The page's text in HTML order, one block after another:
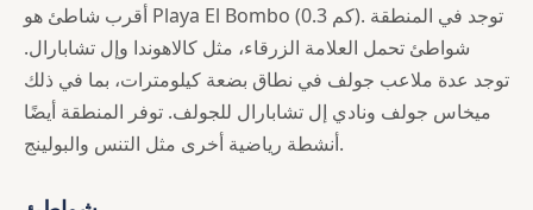
أقرب شاطئ هو Playa El Bombo (0.3 كم). توجد في المنطقة
شواطئ تحمل العلامة الزرقاء، مثل كالاهوندا وإل تشابارال.
توجد عدة ملاعب جولف في نطاق بضعة كيلومترات، بما في ذلك
ميخاس جولف ونادي إل تشابارال للجولف. توفر المنطقة أيضًا
أنشطة رياضية أخرى مثل التنس والبولينج.